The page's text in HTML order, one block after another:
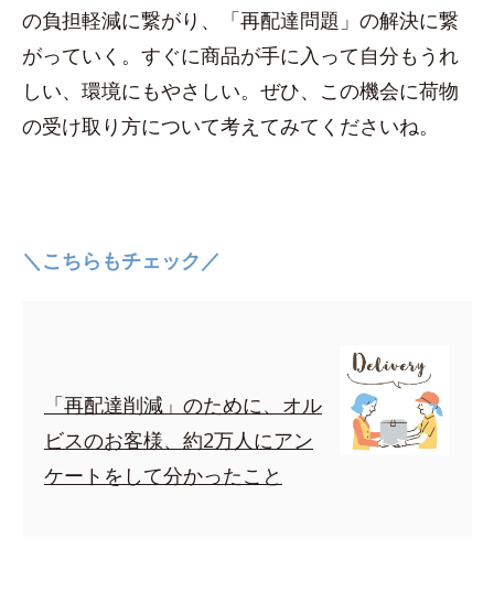
の負担軽減に繋がり、「再配達問題」の解決に繋
がっていく。すぐに商品が手に入って自分もうれ
しい、環境にもやさしい。ぜひ、この機会に荷物
の受け取り方について考えてみてくださいね。
＼こちらもチェック／
「再配達削減」のために、オル
ビスのお客様、約2万人にアン
ケートをして分かったこと